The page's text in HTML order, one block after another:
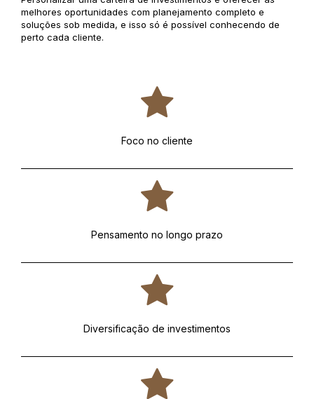
melhores oportunidades com planejamento completo e
soluções sob medida, e isso só é possível conhecendo de
perto cada cliente.
Foco no cliente
Pensamento no longo prazo
Diversificação de investimentos